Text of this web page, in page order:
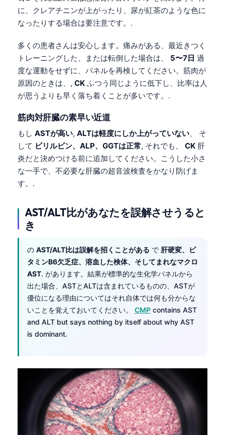
に、クレアチニンが上がったり、尿が紅茶のような色に
なったりする場合は要注意です。.
多くの患者さんは安心します。痛みがある、最近きつく
トレーニングした、または転倒した場合は、 5〜7日 過
度な運動をせずに、パネルを再検してください。筋肉が
原因のときは、, CK ふつう同じように低下し、比率は人
が思うよりも早く落ち着くことが多いです。.
筋肉対肝臓の素早い近道
もし ASTが高い, ALTは軽度にしか上がっていない、 そ
して ビリルビン、ALP、GGTは正常, それでも、 CK 肝
炎だと決めつける前に追加してください。こうした小さ
な一手で、不必要な肝臓の超音波検査をかなり防げま
す。.
AST/ALT比があなたを誤解させうると
き
の AST/ALT比は誤解を招くことがある で 肝硬変、ビ
タミンB6欠乏症、溶血した検体、そしてまれなマクロ
AST. があります。結果が標準的な生化学パネルから
出た場合、ASTとALTは含まれているものの、ASTが
優位になる理由についてはそれ自体では何も分からな
いことを覚えておいてください。 CMP contains AST
and ALT but says nothing by itself about why AST
is dominant.
Norsk bokmål